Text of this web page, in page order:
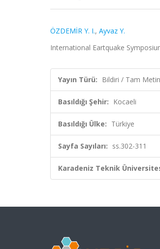
ÖZDEMİR Y. I., Ayvaz Y.
International Eartquake
Yayın Türü: Bildiri / Tam
Basıldığı Şehir: Kocaeli
Basıldığı Ülke: Türkiye
Sayfa Sayıları: ss.302-311
Karadeniz Teknik